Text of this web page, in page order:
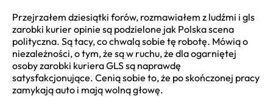
Przejrzałem dziesiątki forów, rozmawiałem z ludźmi i gls
zarobki kurier opinie są podzielone jak Polska scena
polityczna. Są tacy, co chwalą sobie tę robotę. Mówią o
niezależności, o tym, że są w ruchu, że dla ogarniętej
osoby zarobki kuriera GLS są naprawdę
satysfakcjonujące. Cenią sobie to, że po skończonej pracy
zamykają auto i mają wolną głowę.